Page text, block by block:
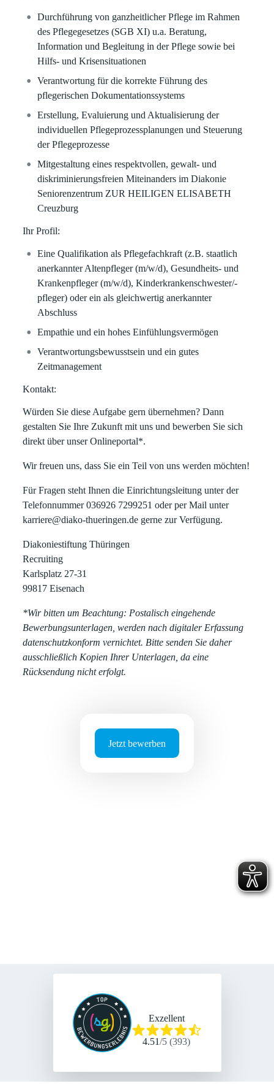
Durchführung von ganzheitlicher Pflege im Rahmen
des Pflegegesetzes (SGB XI) u.a. Beratung,
Information und Begleitung in der Pflege sowie bei
Hilfs- und Krisensituationen
Verantwortung für die korrekte Führung des
pflegerischen Dokumentationssystems
Erstellung, Evaluierung und Aktualisierung der
individuellen Pflegeprozessplanungen und Steuerung
der Pflegeprozesse
Mitgestaltung eines respektvollen, gewalt- und
diskriminierungsfreien Miteinanders im Diakonie
Seniorenzentrum ZUR HEILIGEN ELISABETH
Creuzburg
Ihr Profil:
Eine Qualifikation als Pflegefachkraft (z.B. staatlich
anerkannter Altenpfleger (m/w/d), Gesundheits- und
Krankenpfleger (m/w/d), Kinderkrankenschwester/-
pfleger) oder ein als gleichwertig anerkannter
Abschluss
Empathie und ein hohes Einfühlungsvermögen
Verantwortungsbewusstsein und ein gutes
Zeitmanagement
Kontakt:
Würden Sie diese Aufgabe gern übernehmen? Dann
gestalten Sie Ihre Zukunft mit uns und bewerben Sie sich
direkt über unser Onlineportal*.
Wir freuen uns, dass Sie ein Teil von uns werden möchten!
Für Fragen steht Ihnen die Einrichtungsleitung unter der
Telefonnummer 036926 7299251 oder per Mail unter
karriere@diako-thueringen.de gerne zur Verfügung.
Diakoniestiftung Thüringen
Recruiting
Karlsplatz 27-31
99817 Eisenach
*Wir bitten um Beachtung: Postalisch eingehende
Bewerbungsunterlagen, werden nach digitaler Erfassung
datenschutzkonform vernichtet. Bitte senden Sie daher
ausschließlich Kopien Ihrer Unterlagen, da eine
Rücksendung nicht erfolgt.
Jetzt bewerben
Exzellent
4.51/5 (393)